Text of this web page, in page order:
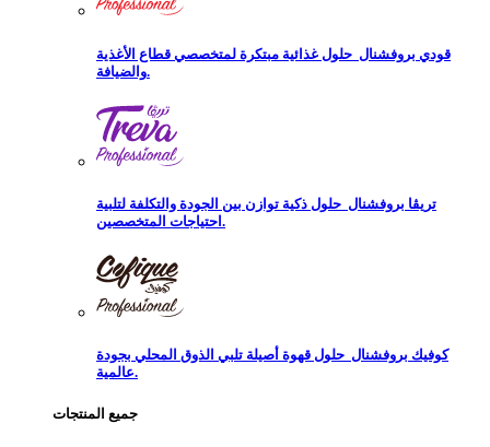
قودي بروفشنال حلول غذائية مبتكرة لمتخصصي قطاع الأغذية
والضيافة.
تريڨا بروفشنال حلول ذكية توازن بين الجودة والتكلفة لتلبية
احتياجات المتخصصين.
كوفيك بروفشنال حلول قهوة أصيلة تلبي الذوق المحلي بجودة
عالمية.
جميع المنتجات